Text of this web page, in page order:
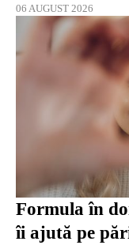
06 AUGUST 2026
Formula în
îi ajută pe